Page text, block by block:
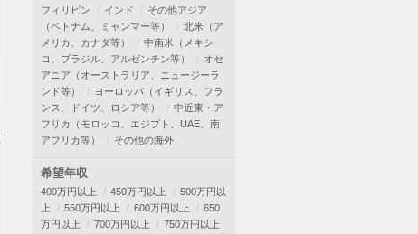
フィリピン
インド
その他アジア
（ベトナム、ミャンマー等）
北米（ア
メリカ、カナダ等）
中南米（メキシ
コ、ブラジル、アルゼンチン等）
オセ
アニア（オーストラリア、ニュージーラ
ンド等）
ヨーロッパ（イギリス、フラ
ンス、ドイツ、ロシア等）
中近東・ア
フリカ（モロッコ、エジプト、UAE、南
アフリカ等）
その他の海外
希望年収
400万円以上 450万円以上
500万円以
上
550万円以上 600万円以上
650
万円以上
700万円以上
750万円以上